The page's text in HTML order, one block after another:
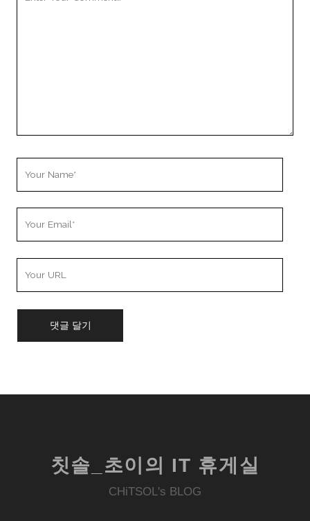
칫솔_초이의 IT 휴게실
CHiTSOL's BLOG